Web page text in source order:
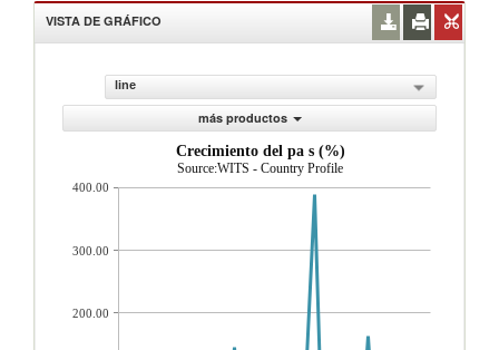
VISTA DE GRÁFICO
line
más productos
Crecimiento del pa s (%)
Source:WITS - Country Profile
400.00
300.00
200.00